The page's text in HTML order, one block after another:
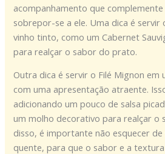
acompanhamento que
sobrepor-se a ele. Uma dica é servir
vinho tinto, como um Cabernet
para realçar o sabor do prato.
Outra dica é servir o Filé Mignon em
com uma apresentação atraente.
adicionando um pouco de salsa
um molho decorativo para realçar o
disso, é importante não esquecer
quente, para que o sabor e a